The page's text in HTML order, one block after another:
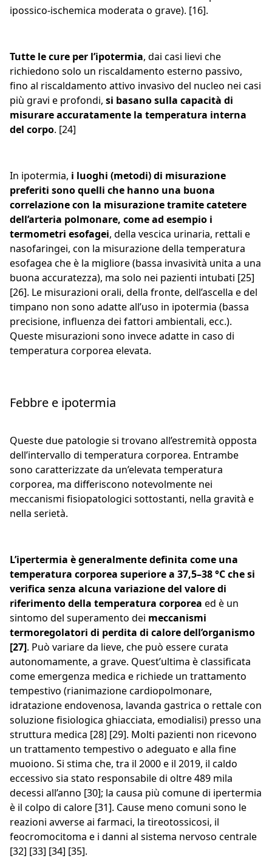
ipossico-ischemica moderata o grave). [16].
Tutte le cure per l’ipotermia, dai casi lievi che
richiedono solo un riscaldamento esterno passivo,
fino al riscaldamento attivo invasivo del nucleo nei casi
più gravi e profondi, si basano sulla capacità di
misurare accuratamente la temperatura interna
del corpo. [24]
In ipotermia, i luoghi (metodi) di misurazione
preferiti sono quelli che hanno una buona
correlazione con la misurazione tramite catetere
dell’arteria polmonare, come ad esempio i
termometri esofagei, della vescica urinaria, rettali e
nasofaringei, con la misurazione della temperatura
esofagea che è la migliore (bassa invasività unita a una
buona accuratezza), ma solo nei pazienti intubati [25]
[26]. Le misurazioni orali, della fronte, dell’ascella e del
timpano non sono adatte all’uso in ipotermia (bassa
precisione, influenza dei fattori ambientali, ecc.).
Queste misurazioni sono invece adatte in caso di
temperatura corporea elevata.
Febbre e ipotermia
Queste due patologie si trovano all’estremità opposta
dell’intervallo di temperatura corporea. Entrambe
sono caratterizzate da un’elevata temperatura
corporea, ma differiscono notevolmente nei
meccanismi fisiopatologici sottostanti, nella gravità e
nella serietà.
L’ipertermia è generalmente definita come una
temperatura corporea superiore a 37,5–38 °C che si
verifica senza alcuna variazione del valore di
riferimento della temperatura corporea ed è un
sintomo del superamento dei meccanismi
termoregolatori di perdita di calore dell’organismo
[27]. Può variare da lieve, che può essere curata
autonomamente, a grave. Quest’ultima è classificata
come emergenza medica e richiede un trattamento
tempestivo (rianimazione cardiopolmonare,
idratazione endovenosa, lavanda gastrica o rettale con
soluzione fisiologica ghiacciata, emodialisi) presso una
struttura medica [28] [29]. Molti pazienti non ricevono
un trattamento tempestivo o adeguato e alla fine
muoiono. Si stima che, tra il 2000 e il 2019, il caldo
eccessivo sia stato responsabile di oltre 489 mila
decessi all’anno [30]; la causa più comune di ipertermia
è il colpo di calore [31]. Cause meno comuni sono le
reazioni avverse ai farmaci, la tireotossicosi, il
feocromocitoma e i danni al sistema nervoso centrale
[32] [33] [34] [35].